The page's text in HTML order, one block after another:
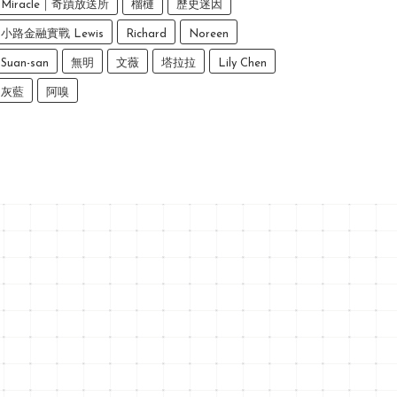
Miracle｜奇蹟放送所 榴槤 歷史迷因
小路金融實戰 Lewis Richard Noreen
Suan-san 無明 文薇 塔拉拉 Lily Chen
灰藍 阿嗅